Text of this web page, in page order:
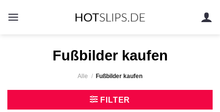
Inhalt
Fußbilder kaufen
Alle / Fußbilder kaufen
FILTER